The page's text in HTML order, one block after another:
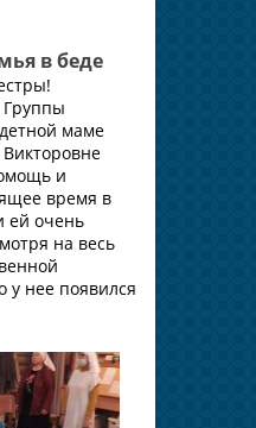
в беде
маме
и
время в
ей очень
на весь
у нее появился